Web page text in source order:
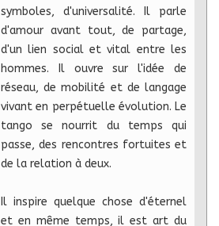
symboles, d'universalité. Il parle
d'amour avant tout, de partage,
d'un lien social et vital entre les
hommes. Il ouvre sur l'idée de
réseau, de mobilité et de langage
vivant en perpétuelle évolution. Le
tango se nourrit du temps qui
passe, des rencontres fortuites et
de la relation à deux.
Il inspire quelque chose d'éternel
et en même temps, il est art du